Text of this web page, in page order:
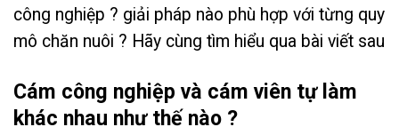
công nghiệp ? giải pháp nào phù hợp với từng quy
mô chăn nuôi ? Hãy cùng tìm hiểu qua bài viết sau
Cám công nghiệp và cám viên tự làm
khác nhau như thế nào ?